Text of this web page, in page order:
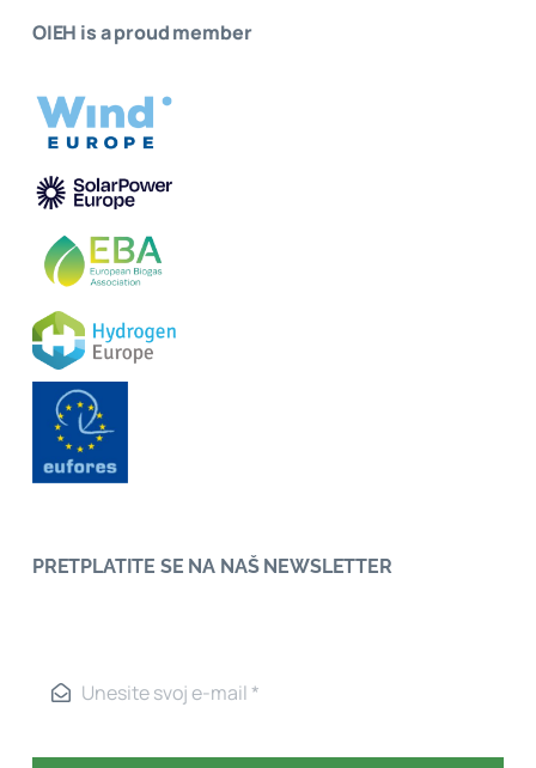
OIEH is a proud member
PRETPLATITE SE NA NAŠ NEWSLETTER